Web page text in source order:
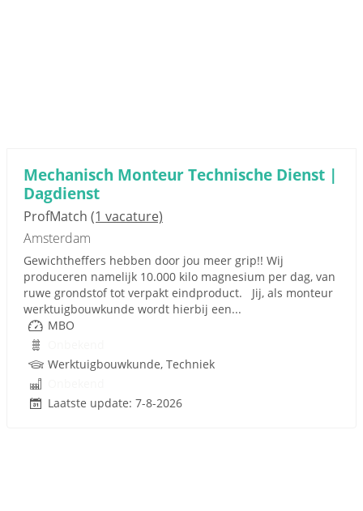
Mechanisch Monteur Technische Dienst |
Dagdienst
ProfMatch (1 vacature)
Amsterdam
Gewichtheffers hebben door jou meer grip!! Wij
produceren namelijk 10.000 kilo magnesium per dag, van
ruwe grondstof tot verpakt eindproduct. Jij, als monteur
werktuigbouwkunde wordt hierbij een...
MBO
Werktuigbouwkunde, Techniek
Laatste update: 7-8-2026